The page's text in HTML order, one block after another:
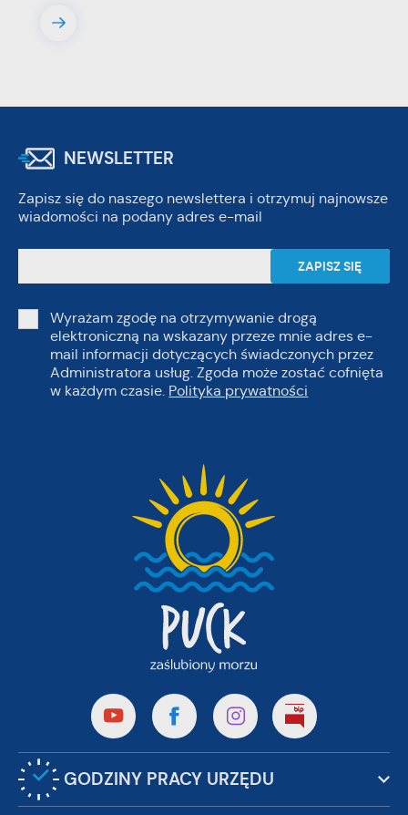
NEWSLETTER
Zapisz się do naszego newslettera i otrzymuj najnowsze
wiadomości na podany adres e-mail
Wyrażam zgodę na otrzymywanie drogą
elektroniczną na wskazany przeze mnie adres e-
mail informacji dotyczących świadczonych przez
Administratora usług. Zgoda może zostać cofnięta
w każdym czasie. Polityka prywatności
GODZINY PRACY URZĘDU